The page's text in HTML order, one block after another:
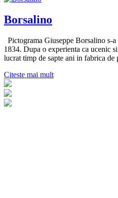
Borsalino
Pictograma Giuseppe Borsalino s-
1834. Dupa o experienta ca ucenic
lucrat timp de sapte ani in fabrica
Citeste mai mult